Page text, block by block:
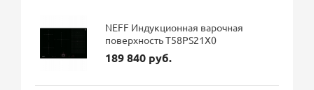
NEFF Индукционная варочная
поверхность T58PS21X0
189 840 руб.